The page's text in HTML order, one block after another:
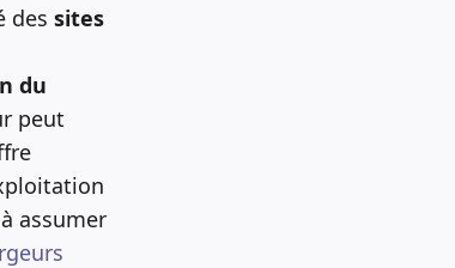
des sites
du
peut
assumer